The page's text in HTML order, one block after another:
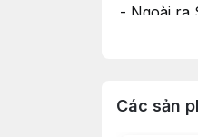
- Ngoài ra
Các sản